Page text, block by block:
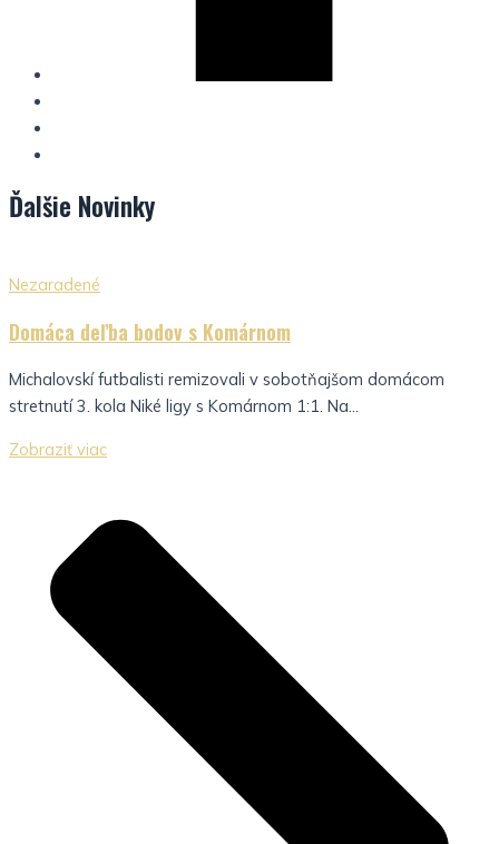
Ďalšie Novinky
Nezaradené
Domáca deľba bodov s Komárnom
Michalovskí futbalisti remizovali v sobotňajšom domácom
stretnutí 3. kola Niké ligy s Komárnom 1:1. Na...
Zobraziť viac